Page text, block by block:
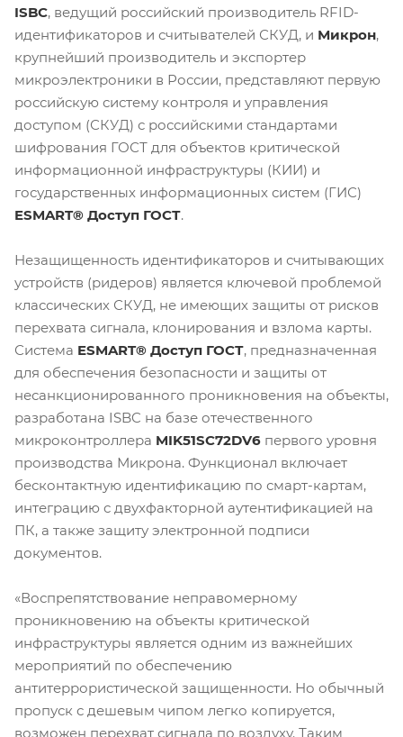
ISBC, ведущий российский производитель RFID-
идентификаторов и считывателей СКУД, и Микрон,
крупнейший производитель и экспортер
микроэлектроники в России, представляют первую
российскую систему контроля и управления
доступом (СКУД) с российскими стандартами
шифрования ГОСТ для объектов критической
информационной инфраструктуры (КИИ) и
государственных информационных систем (ГИС)
ESMART® Доступ ГОСТ.
Незащищенность идентификаторов и считывающих
устройств (ридеров) является ключевой проблемой
классических СКУД, не имеющих защиты от рисков
перехвата сигнала, клонирования и взлома карты.
Система ESMART® Доступ ГОСТ, предназначенная
для обеспечения безопасности и защиты от
несанкционированного проникновения на объекты,
разработана ISBC на базе отечественного
микроконтроллера MIK51SC72DV6 первого уровня
производства Микрона. Функционал включает
бесконтактную идентификацию по смарт-картам,
интеграцию с двухфакторной аутентификацией на
ПК, а также защиту электронной подписи
документов.
«Воспрепятствование неправомерному
проникновению на объекты критической
инфраструктуры является одним из важнейших
мероприятий по обеспечению
антитеррористической защищенности. Но обычный
пропуск с дешевым чипом легко копируется,
возможен перехват сигнала по воздуху. Таким